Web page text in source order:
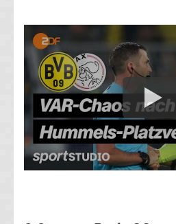
Transferticker
Meldungen
vom